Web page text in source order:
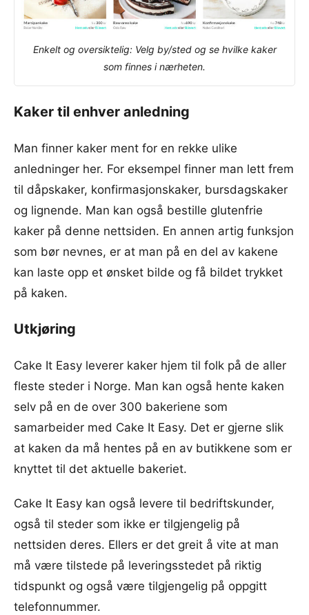
Enkelt og oversiktelig: Velg by/sted og se hvilke kaker
som finnes i nærheten.
Kaker til enhver anledning
Man finner kaker ment for en rekke ulike
anledninger her. For eksempel finner man lett frem
til dåpskaker, konfirmasjonskaker, bursdagskaker
og lignende. Man kan også bestille glutenfrie
kaker på denne nettsiden. En annen artig funksjon
som bør nevnes, er at man på en del av kakene
kan laste opp et ønsket bilde og få bildet trykket
på kaken.
Utkjøring
Cake It Easy leverer kaker hjem til folk på de aller
fleste steder i Norge. Man kan også hente kaken
selv på en de over 300 bakeriene som
samarbeider med Cake It Easy. Det er gjerne slik
at kaken da må hentes på en av butikkene som er
knyttet til det aktuelle bakeriet.
Cake It Easy kan også levere til bedriftskunder,
også til steder som ikke er tilgjengelig på
nettsiden deres. Ellers er det greit å vite at man
må være tilstede på leveringsstedet på riktig
tidspunkt og også være tilgjengelig på oppgitt
telefonnummer.